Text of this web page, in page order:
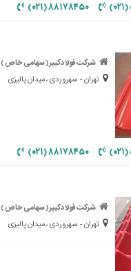
۸۸۱۷۸۴۵۰ (۰۲۱)
شرکت فولادکبیر( سهامی خاص )
تهران - سهروردی ، میدان پالیزی
۸۸۱۷۸۴۵۰ (۰۲۱)
شرکت فولادکبیر( سهامی خاص )
تهران - سهروردی ، میدان پالیزی